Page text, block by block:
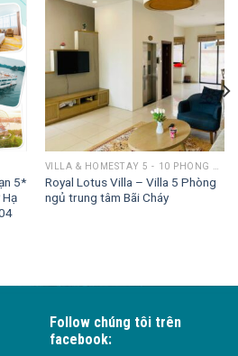
5*
VND.
Royal Lotus Villa – Villa 5 Phòng
ngủ trung tâm Bãi Cháy
Follow chúng tôi trên
facebook: